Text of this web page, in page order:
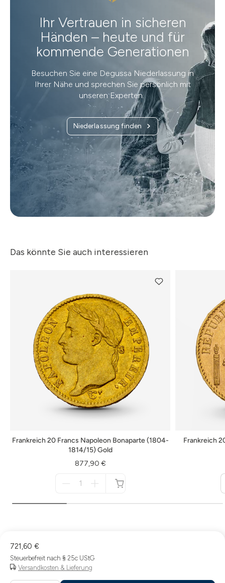
Ihr Vertrauen in sicheren
Händen – heute und für
kommende Generationen
Besuchen Sie eine Degussa Niederlassung in
Ihrer Nähe und sprechen Sie persönlich mit
unseren Experten.
Niederlassung finden
Das könnte Sie auch interessieren
Frankreich 20 Francs Napoleon Bonaparte (1804-
1814/15) Gold
877,90 €
verfügbar
Frankreich
721,60 €
Steuerbefreit nach § 25c UStG
Versandkosten & Lieferung